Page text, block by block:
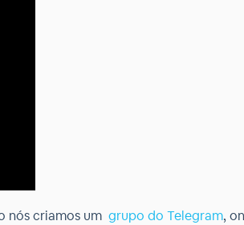
nós criamos um grupo do Telegram,